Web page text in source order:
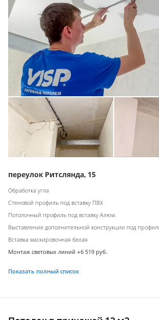
переулок Ритслянда, 15
Обработка угла
Стеновой профиль под вставку ПВХ
Потолочный профиль под вставку Алюм.
Выставление дополнительной конструкции под
Вставка маскировочная белая
Монтаж световых линий +6 519 руб.
Показать полный список